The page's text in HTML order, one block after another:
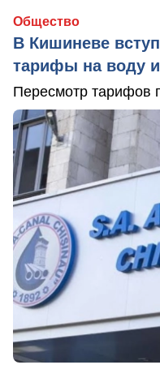
Общество
В Кишиневе
тарифы на воду
Пересмотр тарифов